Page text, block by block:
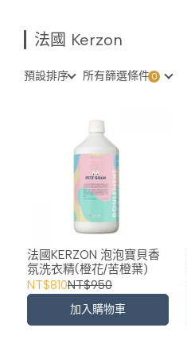
法國 Kerzon
預設排序 所有篩選條件
法國KERZON 泡泡寶貝香
氛洗衣精(橙花/苦橙葉)
NT$810NT$950
加入購物車